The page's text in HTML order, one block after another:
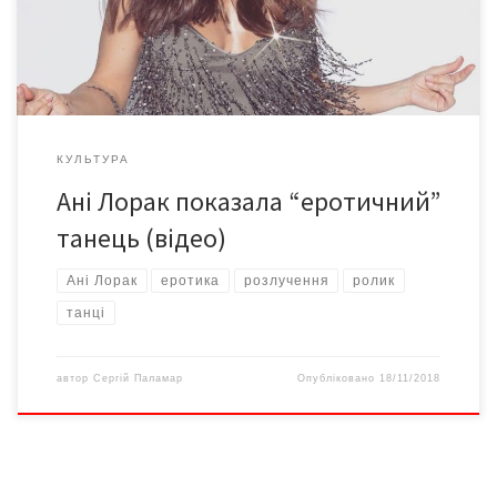
опублікували кадри, на яких він проводить вечір із запальною
брюнеткою в […]
КУЛЬТУРА
Ані Лорак показала “еротичний”
танець (відео)
Ані Лорак еротика розлучення ролик
танці
автор Сергій Паламар Опубліковано 18/11/2018